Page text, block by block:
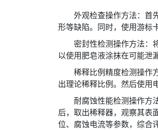
外观检查操作方法：首
形等缺陷。同时，使用游标
密封性检测操作方法：
以使用肥皂液涂抹在可能泄
稀释比例精度检测操作
出理论稀释比例。然后使用
耐腐蚀性能检测操作方
后，取出稀释器，观察其表
位、腐蚀电流等参数，综合